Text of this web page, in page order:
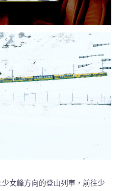
女峰方向的登山列車，前往少